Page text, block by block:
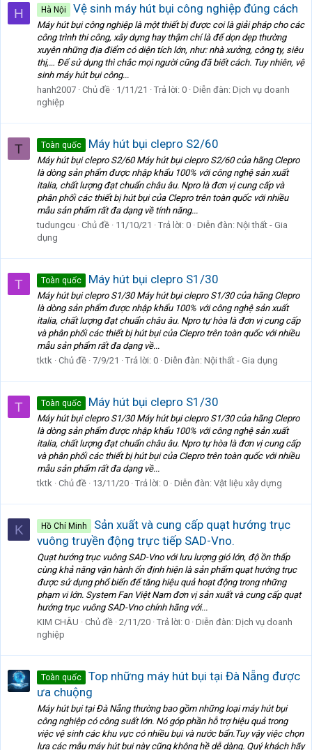
H Hà Nội Vệ sinh máy hút bụi công nghiệp đúng cách
Máy hút bụi công nghiệp là một thiết bị được coi là giải pháp cho các
công trình thi công, xây dựng hay thậm chí là để dọn dẹp thường
xuyên những địa điểm có diện tích lớn, như: nhà xưởng, công ty, siêu
thị,… Để sử dụng thì chắc mọi người cũng đã biết cách. Tuy nhiên, vệ
sinh máy hút bụi công...
hanh2007 Chủ đề 1/11/21 Trả lời: 0 Diễn đàn: Dịch vụ doanh
nghiệp
T Toàn quốc Máy hút bụi clepro S2/60
Máy hút bụi clepro S2/60 Máy hút bụi clepro S2/60 của hãng Clepro
là dòng sản phẩm được nhập khẩu 100% với công nghệ sản xuất
italia, chất lượng đạt chuẩn châu âu. Npro là đơn vị cung cấp và
phân phối các thiết bị hút bụi của Clepro trên toàn quốc với nhiều
mẫu sản phẩm rất đa dạng về tính năng...
tudungcu
Chủ đề 11/10/21 Trả lời: 0 Diễn đàn: Nội thất - Gia
dụng
T Toàn quốc Máy hút bụi clepro S1/30
Máy hút bụi clepro S1/30 Máy hút bụi clepro S1/30 của hãng Clepro
là dòng sản phẩm được nhập khẩu 100% với công nghệ sản xuất
italia, chất lượng đạt chuẩn châu âu. Npro tự hòa là đơn vị cung cấp
và phân phối các thiết bị hút bụi của Clepro trên toàn quốc với nhiều
mẫu sản phẩm rất đa dạng về...
tktk Chủ đề 7/9/21 Trả lời: 0 Diễn đàn: Nội thất - Gia dụng
T Toàn quốc Máy hút bụi clepro S1/30
Máy hút bụi clepro S1/30 Máy hút bụi clepro S1/30 của hãng Clepro
là dòng sản phẩm được nhập khẩu 100% với công nghệ sản xuất
italia, chất lượng đạt chuẩn châu âu. Npro tự hòa là đơn vị cung cấp
và phân phối các thiết bị hút bụi của Clepro trên toàn quốc với nhiều
mẫu sản phẩm rất đa dạng về...
tktk Chủ đề 13/11/20 Trả lời: 0 Diễn đàn: Vật liệu xây dựng
K Hồ Chí Minh
Sản xuất và cung cấp quạt hướng trục
vuông truyền động trực tiếp SAD-Vno.
Quạt hướng trục vuông SAD-Vno với lưu lượng gió lớn, độ ồn thấp
cùng khả năng vận hành ổn định hiện là sản phẩm quạt hướng trục
được sử dụng phổ biến để tăng hiệu quả hoạt động trong những
phạm vi lớn. System Fan Việt Nam đơn vị sản xuất và cung cấp quạt
hướng trục vuông SAD-Vno chính hãng với...
KIM CHÂU
Chủ đề 2/11/20 Trả lời: 0 Diễn đàn: Dịch vụ doanh
nghiệp
Toàn quốc
Top những máy hút bụi tại Đà Nẵng được
ưa chuộng
Máy hút bụi tại Đà Nẵng thường bao gồm những loại máy hút bụi
công nghiệp có công suất lớn. Nó góp phần hỗ trợ hiệu quả trong
việc vệ sinh các khu vực có nhiều bụi và nước bẩn.Tuy vậy việc chọn
lựa các mẫu máy hút bụi này cũng không hề dễ dàng. Quý khách hãy